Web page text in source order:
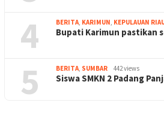
4 BERITA KARIMUN KEPULAUAN
Bupati Karimun pastikan
5 BERITA SUMBAR 442 views
Siswa SMKN 2 Padang